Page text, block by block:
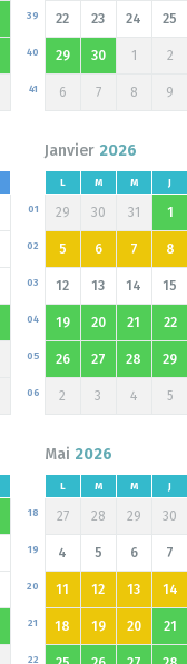
22
39 23 24 25
29
40 30 1 2
6
41 7 8 9
Janvier 2026
L M M J
29
01 30 31 1
5
02 6 7 8
12
03 13 14 15
19
04 20 21 22
26
05 27 28 29
2
06 3 4 5
Mai 2026
L M M J
27
18 28 29 30
4
19 5 6 7
11
20 12 13 14
18
21 19 20 21
22